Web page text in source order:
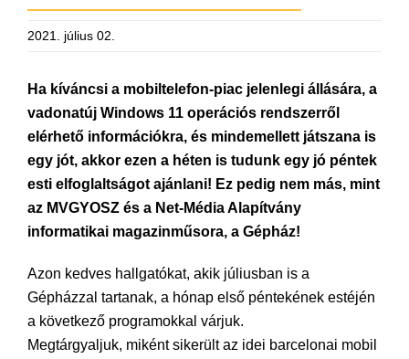
2021. július 02.
Ha kíváncsi a mobiltelefon-piac jelenlegi állására, a
vadonatúj Windows 11 operációs rendszerről
elérhető információkra, és mindemellett játszana is
egy jót, akkor ezen a héten is tudunk egy jó péntek
esti elfoglaltságot ajánlani! Ez pedig nem más, mint
az MVGYOSZ és a Net-Média Alapítvány
informatikai magazinműsora, a Gépház!
Azon kedves hallgatókat, akik júliusban is a
Gépházzal tartanak, a hónap első péntekének estéjén
a következő programokkal várjuk.
Megtárgyaljuk, miként sikerült az idei barcelonai mobil